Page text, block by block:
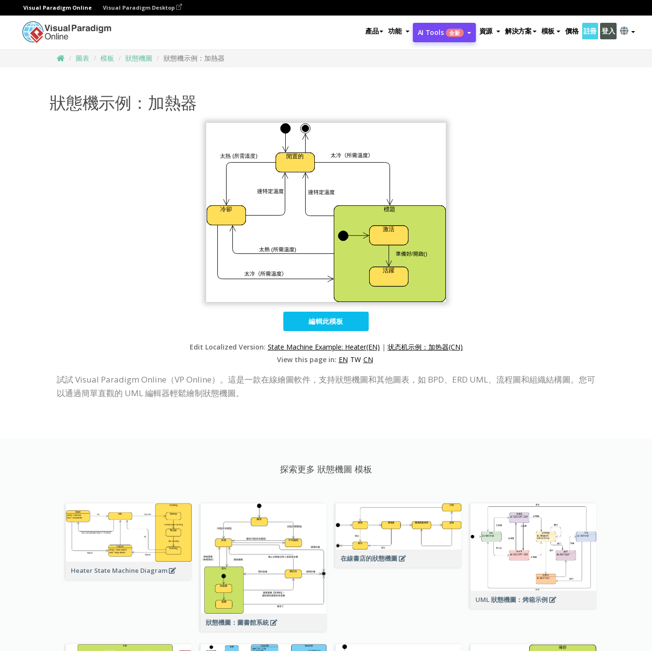
Visual Paradigm Online Visual Paradigm Desktop
產品 功能 AI Tools 全新 資源 解決方案 模板 價格 註冊 登入
圖表 模板 狀態機圖 狀態機示例：加熱器
狀態機示例：加熱器
編輯此模板
Edit Localized Version: State Machine Example: Heater(EN) | 状态机示例：加热器(CN)
View this page in: EN TW CN
試試 Visual Paradigm Online（VP Online）。這是一款在線繪圖軟件，支持狀態機圖和其他圖表，如 BPD、ERD UML、流程圖和組織結構圖。您可
以通過簡單直觀的 UML 編輯器輕鬆繪制狀態機圖。
探索更多 狀態機圖 模板
Heater State Machine Diagram
狀態機圖：圖書館系統
在線書店的狀態機圖
UML 狀態機圖：烤箱示例